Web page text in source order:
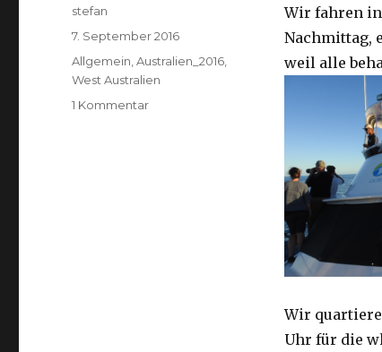
Wir fahren
Nachmittag,
weil alle
Wir
Uhr für die
Autor
stefan
Veröffentlicht
am
7. September 2016
Kategorien
Allgemein ,Australien_2016
West Australien
1 Kommentarzu